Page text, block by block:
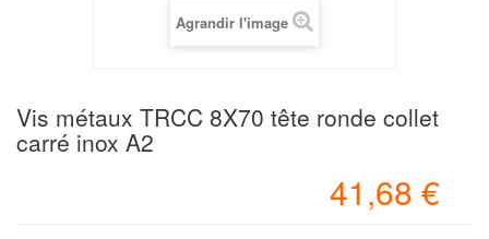
Agrandir l'image
Vis métaux TRCC 8X70 tête ronde collet
carré inox A2
41,68 €